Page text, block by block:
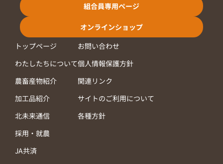
組合員専用ページ
オンラインショップ
トップページ
わたしたちについて
農畜産物紹介
加工品紹介
北未来通信
採用・就農
JA共済
お問い合わせ
個人情報保護方針
関連リンク
サイトのご利用について
各種方針